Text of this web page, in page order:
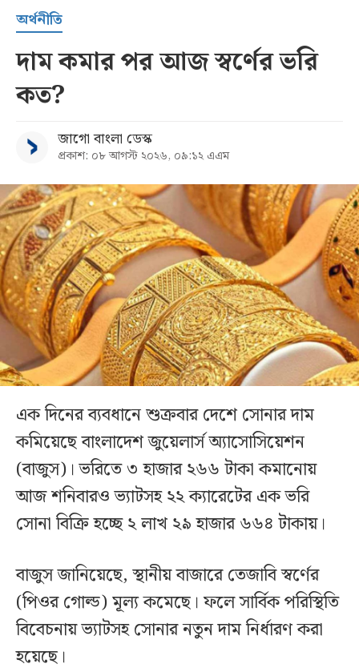
অর্থনীতি
দাম কমার পর আজ স্বর্ণের ভরি
কত?
জাগো বাংলা ডেস্ক
প্রকাশ: ০৮ আগস্ট ২০২৬, ০৯:১২ এএম
এক দিনের ব্যবধানে শুক্রবার দেশে সোনার দাম
কমিয়েছে বাংলাদেশ জুয়েলার্স অ্যাসোসিয়েশন
(বাজুস)। ভরিতে ৩ হাজার ২৬৬ টাকা কমানোয়
আজ শনিবারও ভ্যাটসহ ২২ ক্যারেটের এক ভরি
সোনা বিক্রি হচ্ছে ২ লাখ ২৯ হাজার ৬৬৪ টাকায়।
বাজুস জানিয়েছে, স্থানীয় বাজারে তেজাবি স্বর্ণের
(পিওর গোল্ড) মূল্য কমেছে। ফলে সার্বিক পরিস্থিতি
বিবেচনায় ভ্যাটসহ সোনার নতুন দাম নির্ধারণ করা
হয়েছে।